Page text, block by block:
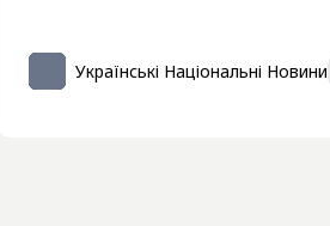
Українські Національні Новини